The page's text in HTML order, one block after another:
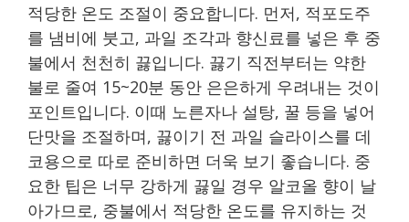
적당한 온도 조절이 중요합니다. 먼저, 적포도주
를 냄비에 붓고, 과일 조각과 향신료를 넣은 후 중
불에서 천천히 끓입니다. 끓기 직전부터는 약한
불로 줄여 15~20분 동안 은은하게 우려내는 것이
포인트입니다. 이때 노른자나 설탕, 꿀 등을 넣어
단맛을 조절하며, 끓이기 전 과일 슬라이스를 데
코용으로 따로 준비하면 더욱 보기 좋습니다. 중
요한 팁은 너무 강하게 끓일 경우 알코올 향이 날
아가므로, 중불에서 적당한 온도를 유지하는 것